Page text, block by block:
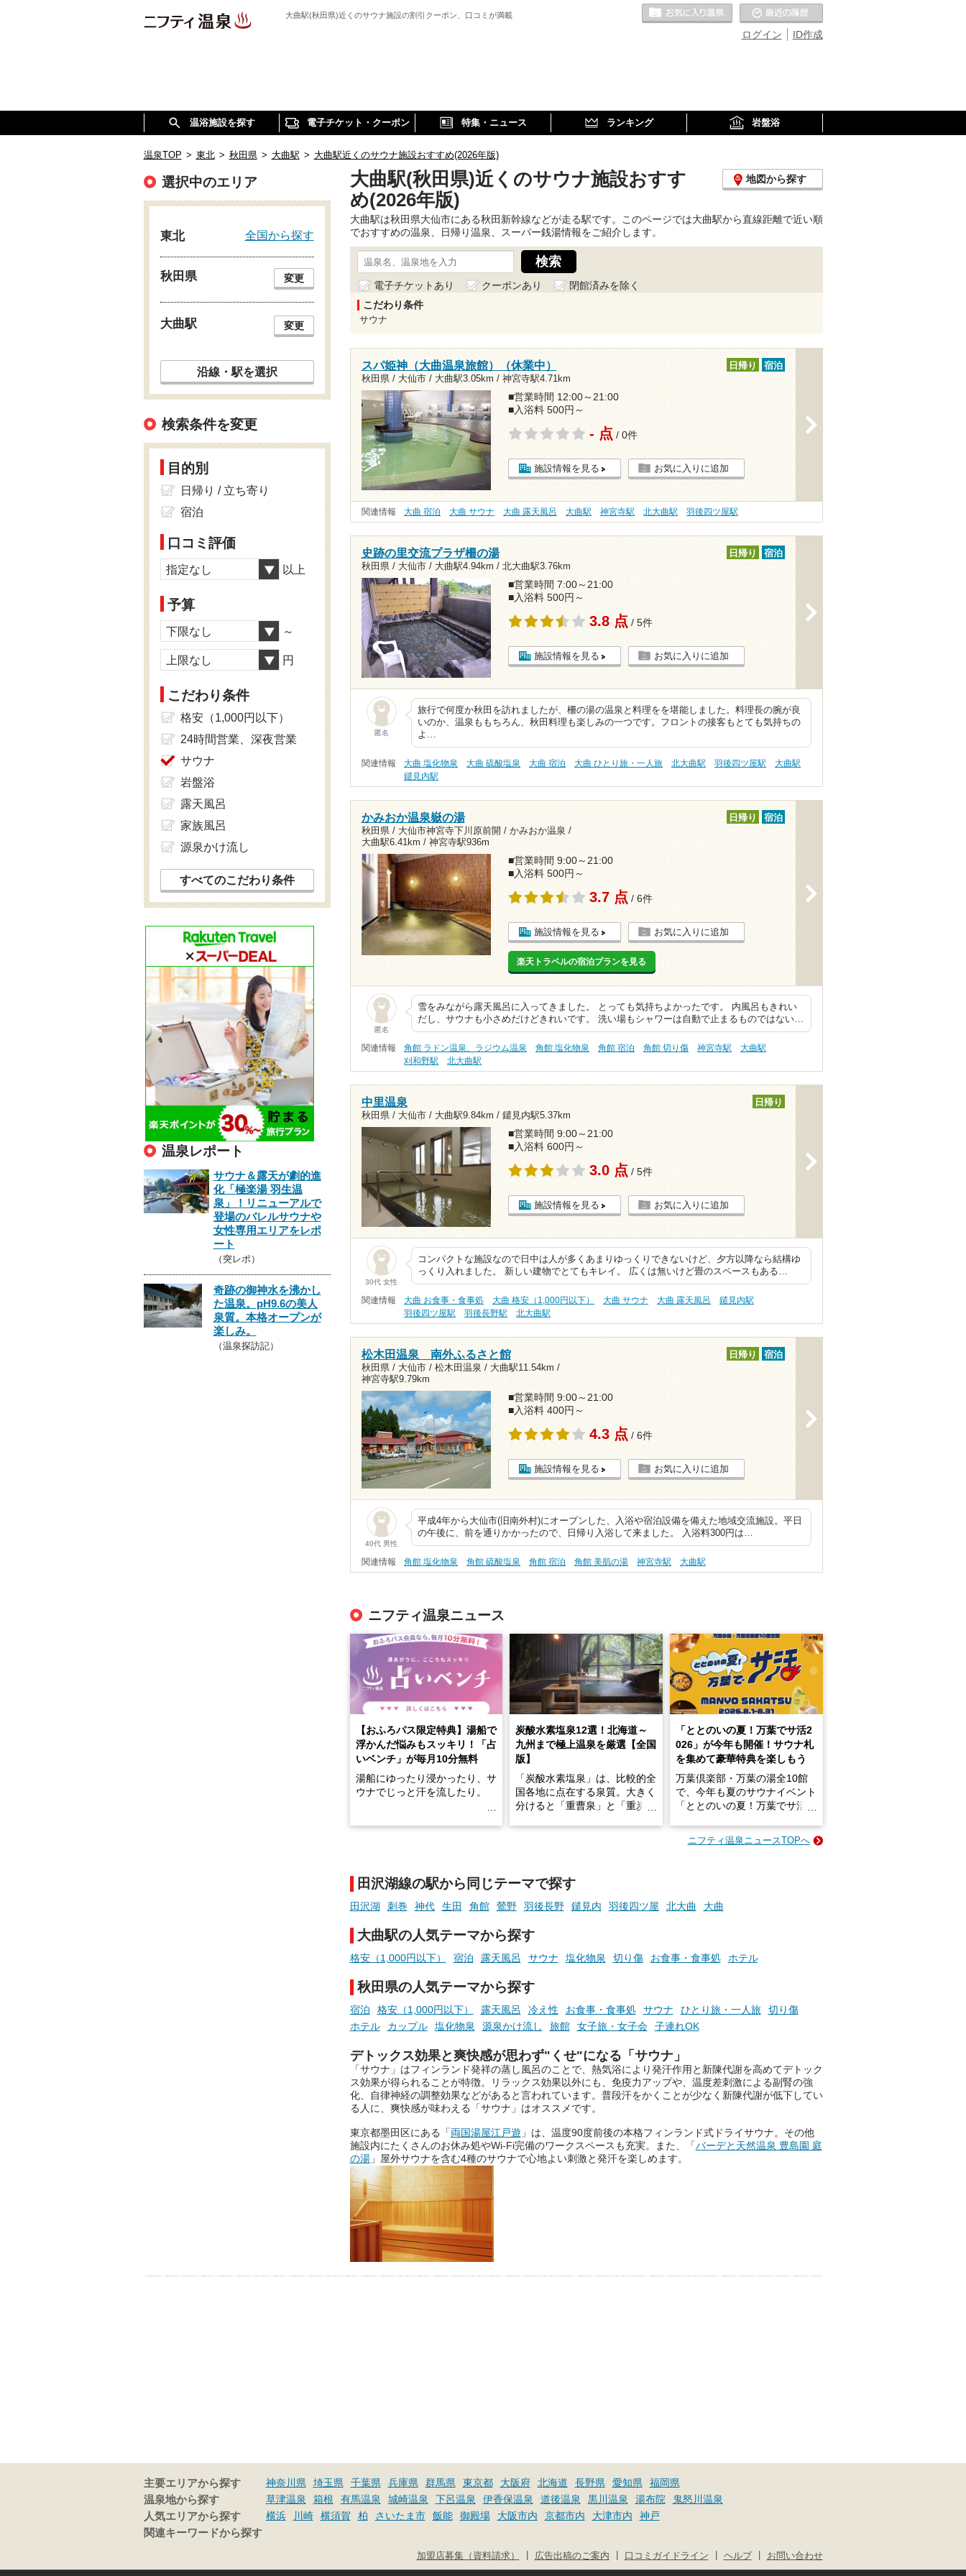
大曲駅(秋田県)近くのサウナ施設の割引クーポン、口コミが満載
ID作成
ログイン
お気に入りの温泉
温浴施設を探す 電子チケット・クーポン 特集・ニュース ランキング 岩盤浴
温泉TOP > 東北 > 秋田県 > 大曲駅 > 大曲駅近くのサウナ施設おすすめ(2026年版)
大曲駅(秋田県)近くのサウナ施設おすす
め(2026年版)
地図から探す
大曲駅は秋田県大仙市にある秋田新幹線などが走る駅です。このページでは大曲駅から直線距離で近い順
でおすすめの温泉、日帰り温泉、スーパー銭湯情報をご紹介します。
電子チケットあり クーポンあり
閉館済みを除く
こだわり条件
サウナ
スパ姫神（大曲温泉旅館）（休業中）
秋田県 / 大仙市 / 大曲駅3.05km / 神宮寺駅4.71km
日帰り 宿泊
■営業時間 12:00～21:00
■入浴料 500円～
- 点 / 0件
施設情報を見る お気に入りに追加
関連情報 大曲 宿泊 大曲 サウナ 大曲 露天風呂 大曲駅 神宮寺駅 北大曲駅 羽後四ツ屋駅
史跡の里交流プラザ柵の湯
秋田県 / 大仙市 / 大曲駅4.94km / 北大曲駅3.76km
日帰り 宿泊
■営業時間 7:00～21:00
■入浴料 500円～
3.8 点 / 5件
施設情報を見る お気に入りに追加
匿名
旅行で何度か秋田を訪れましたが、柵の湯の温泉と料理をを堪能しました。料理長の腕が良
いのか、温泉ももちろん、秋田料理も楽しみの一つです。フロントの接客もとても気持ちの
よ…
関連情報 大曲 塩化物泉 大曲 硫酸塩泉 大曲 宿泊 大曲 ひとり旅・一人旅 北大曲駅 羽後四ツ屋駅
大曲駅
鑓見内駅
かみおか温泉嶽の湯
秋田県 / 大仙市神宮寺下川原前開 / かみおか温泉 /
大曲駅6.41km / 神宮寺駅936m
日帰り 宿泊
■営業時間 9:00～21:00
■入浴料 500円～
3.7 点 / 6件
施設情報を見る お気に入りに追加
楽天トラベルの宿泊プランを見る
匿名
雪をみながら露天風呂に入ってきました。 とっても気持ちよかったです。 内風呂もきれい
だし、サウナも小さめだけどきれいです。 洗い場もシャワーは自動で止まるものではない…
関連情報 角館 ラドン温泉、ラジウム温泉 角館 塩化物泉 角館 宿泊 角館 切り傷 神宮寺駅
大曲駅
刈和野駅
北大曲駅
中里温泉
秋田県 / 大仙市 / 大曲駅9.84km / 鑓見内駅5.37km
日帰り
■営業時間 9:00～21:00
■入浴料 600円～
3.0 点 / 5件
施設情報を見る お気に入りに追加
30代 女性
コンパクトな施設なので日中は人が多くあまりゆっくりできないけど、夕方以降なら結構ゆ
っくり入れました。 新しい建物でとてもキレイ。 広くは無いけど畳のスペースもある…
関連情報 大曲 お食事・食事処 大曲 格安（1,000円以下） 大曲 サウナ 大曲 露天風呂
鑓見内駅
羽後四ツ屋駅
羽後長野駅 北大曲駅
松木田温泉 南外ふるさと館
秋田県 / 大仙市 / 松木田温泉 / 大曲駅11.54km /
神宮寺駅9.79km
日帰り 宿泊
■営業時間 9:00～21:00
■入浴料 400円～
4.3 点 / 6件
施設情報を見る お気に入りに追加
40代 男性
平成4年から大仙市(旧南外村)にオープンした、入浴や宿泊設備を備えた地域交流施設。平日
の午後に、前を通りかかったので、日帰り入浴して来ました。 入浴料300円は…
関連情報 角館 塩化物泉 角館 硫酸塩泉 角館 宿泊 角館 美肌の湯 神宮寺駅 大曲駅
ニフティ温泉ニュース
【おふろパス限定特典】湯船で
浮かんだ悩みもスッキリ！「占
いベンチ」が毎月10分無料
湯船にゆったり浸かったり、サ
ウナでじっと汗を流したり。
た「これからのこと」や「ちょ
っとした悩み」が、頭に浮かん
でくることはありませんか？
お風呂でリラックスしているか
の本音。
そんな心のつぶやきを、湯あが
りの温まった心のまま相談でき
ニフティ温泉の「占いベンチ」
は、そんなあなたの心のつぶや
とができるサービスです。
おふろパス会員様なら、この特
別なひとときを「毎月10分無
料」でご利用いただけます。
炭酸水素塩泉12選！北海道～
九州まで極上温泉を厳選【全国
版】
「炭酸水素塩泉」は、比較的全
国各地に点在する泉質。大きく
分けると「重曹泉」と「重炭酸
す。
今回は筆者自ら入浴した中か
ら、日本各地にある炭酸水素塩
泉を12施設セレクト。すべて
日帰り入浴可能で、源泉かけ流
つ、万人におすすめしたい施設
を厳選しました。
「ととのいの夏！万葉でサ活2
026」が今年も開催！サウナ札
を集めて豪華特典を楽しもう
万葉倶楽部・万葉の湯全10館
で、今年も夏のサウナイベント
「ととのいの夏！万葉でサ活2
2026年8月1日（土）～8月31
札」を集めることで、オリジナ
ルグッズや無料券などの特典と
さらに、各館ではアロマロウリ
チェックしてください！
【PR】
この記事は万葉倶楽部株式会社
のPR記事です。
ニフティ温泉ニュースTOPへ
田沢湖線の駅から同じテーマで探す
田沢湖 刺巻 神代 生田 角館 鶯野 羽後長野 鑓見内 羽後四ツ屋 北大曲 大曲
大曲駅の人気テーマから探す
格安（1,000円以下） 宿泊 露天風呂 サウナ 塩化物泉 切り傷 お食事・食事処 ホテル
秋田県の人気テーマから探す
宿泊 格安（1,000円以下） 露天風呂 冷え性 お食事・食事処 サウナ ひとり旅・一人旅
切り傷
ホテル
カップル 塩化物泉 源泉かけ流し 旅館 女子旅・女子会 子連れOK
デトックス効果と爽快感が思わず"くせ"になる「サウナ」
「サウナ」はフィンランド発祥の蒸し風呂のことで、熱気浴により発汗作用と新陳代謝を高めてデトック
ス効果が得られることが特徴。リラックス効果以外にも、免疫力アップや、温度差刺激による副腎の強
化、自律神経の調整効果などがあると言われています。普段汗をかくことが少なく新陳代謝が低下してい
る人に、爽快感が味わえる「サウナ」はオススメです。
東京都墨田区にある「両国湯屋江戸遊 」は、温度90度前後の本格フィンランド式ドライサウナ。その他
施設内にたくさんのお休み処やWi-Fi完備のワークスペースも充実。また、「バーデと天然温泉 豊島園 庭
の湯」屋外サウナを含む4種のサウナで心地よい刺激と発汗を楽しめます。
選択中のエリア
東北 全国から探す
秋田県 変更
大曲駅 変更
沿線・駅を選択
検索条件を変更
目的別
日帰り / 立ち寄り
宿泊
口コミ評価
指定なし 以上
予算
下限なし ～
上限なし 円
こだわり条件
格安（1,000円以下）
24時間営業、深夜営業
サウナ
岩盤浴
露天風呂
家族風呂
源泉かけ流し
すべてのこだわり条件
温泉レポート
サウナ＆露天が劇的進
化「極楽湯 羽生温
泉」！リニューアルで
登場のバレルサウナや
女性専用エリアをレポ
ート
（突レポ）
奇跡の御神水を沸かし
た温泉。pH9.6の美人
泉質。本格オープンが
楽しみ。
（温泉探訪記）
主要エリアから探す 神奈川県 埼玉県 千葉県 兵庫県 群馬県 東京都 大阪府 北海道 長野県 愛知県
福岡県
温泉地から探す
草津温泉 箱根 有馬温泉 城崎温泉 下呂温泉 伊香保温泉 道後温泉 黒川温泉 湯布院
鬼怒川温泉
人気エリアから探す
横浜 川崎 横須賀 柏 さいたま市 飯能 御殿場 大阪市内 京都市内 大津市内
神戸
関連キーワードから探す
お問い合わせ
ヘルプ
口コミガイドライン
広告出稿のご案内
加盟店募集（資料請求）